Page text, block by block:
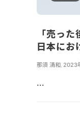
「売っ
日本にお
那須 清和, 2023
...